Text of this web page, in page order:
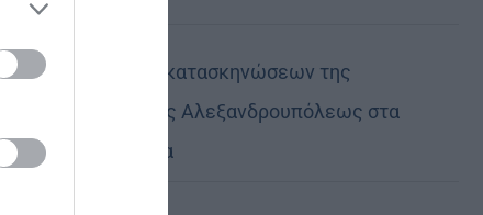
it to
Στελέχη των κατασκηνώσεων της
Μητροπόλεως Αλεξανδρουπόλεως στα
Πριγκηπόνησα